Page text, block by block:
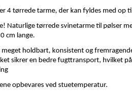
4 tørrede tarme, der kan fyldes med op
Naturlige tørrede svinetarme til pølser
cm lange.
holdbart, konsistent og
sikrer en bedre fugttransport, hvilket
opbevares ved stuetemperatur.